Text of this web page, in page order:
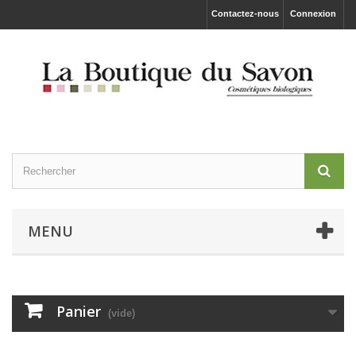
Connexion
Contactez-nous
MENU
Panier (vide)